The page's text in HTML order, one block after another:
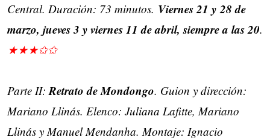
Central. Duración: 73 minutos. Viernes 21 y 28 de
marzo, jueves 3 y viernes 11 de abril, siempre a las 20.
★★★✩✩
Parte II:Retrato de Mondongo. Guion y dirección:
Mariano Llinás. Elenco: Juliana Lafitte, Mariano
Llinás y Manuel Mendanha. Montaje: Ignacio